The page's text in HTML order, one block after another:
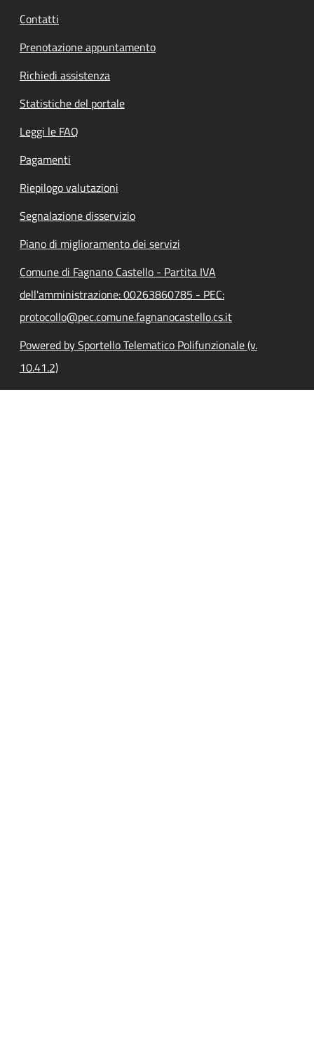
Contatti
Prenotazione appuntamento
Richiedi assistenza
Statistiche del portale
Leggi le FAQ
Pagamenti
Riepilogo valutazioni
Segnalazione disservizio
Piano di miglioramento dei servizi
Comune di Fagnano Castello - Partita IVA
dell'amministrazione: 00263860785 - PEC:
protocollo@pec.comune.fagnanocastello.cs.it
Powered by Sportello Telematico Polifunzionale (v.
10.41.2)